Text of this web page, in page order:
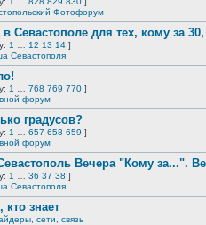
Фотофорум
Севастополе для тех, кому за
1 12 13 14 ]
Севастополя
1 768 769 770 ]
форум
градусов?
1 657 658 659 ]
форум
Вечера "Кому за...".
1 36 37 38 ]
Севастополя
кто знает
сети, связь